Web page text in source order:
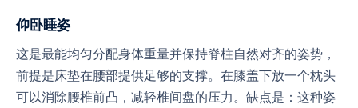
仰卧睡姿
这是最能均匀分配身体重量并保持脊柱自然对齐的姿势，
前提是床垫在腰部提供足够的支撑。在膝盖下放一个枕头
可以消除腰椎前凸，减轻椎间盘的压力。缺点是：这种姿